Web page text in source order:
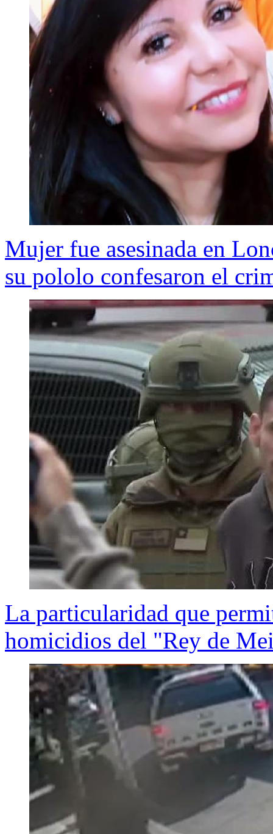
Mujer fue asesinada en
su pololo confesaron el
La particularidad que
homicidios del "Rey de